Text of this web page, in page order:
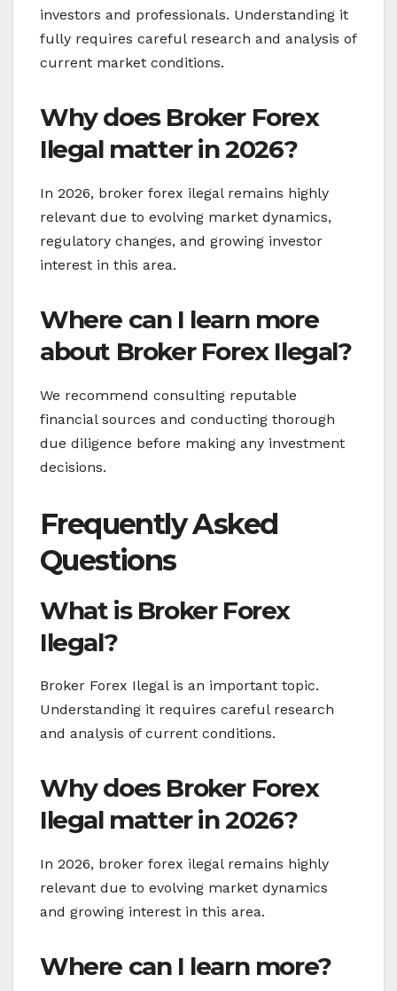
investors and professionals. Understanding it
fully requires careful research and analysis of
current market conditions.
Why does Broker Forex
Ilegal matter in 2026?
In 2026, broker forex ilegal remains highly
relevant due to evolving market dynamics,
regulatory changes, and growing investor
interest in this area.
Where can I learn more
about Broker Forex Ilegal?
We recommend consulting reputable
financial sources and conducting thorough
due diligence before making any investment
decisions.
Frequently Asked
Questions
What is Broker Forex
Ilegal?
Broker Forex Ilegal is an important topic.
Understanding it requires careful research
and analysis of current conditions.
Why does Broker Forex
Ilegal matter in 2026?
In 2026, broker forex ilegal remains highly
relevant due to evolving market dynamics
and growing interest in this area.
Where can I learn more?